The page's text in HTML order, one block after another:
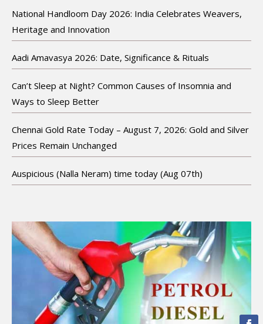
National Handloom Day 2026: India Celebrates Weavers,
Heritage and Innovation
Aadi Amavasya 2026: Date, Significance & Rituals
Can’t Sleep at Night? Common Causes of Insomnia and
Ways to Sleep Better
Chennai Gold Rate Today – August 7, 2026: Gold and Silver
Prices Remain Unchanged
Auspicious (Nalla Neram) time today (Aug 07th)